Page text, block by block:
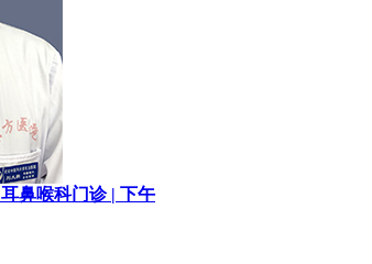
耳鼻喉科门诊 | 下午